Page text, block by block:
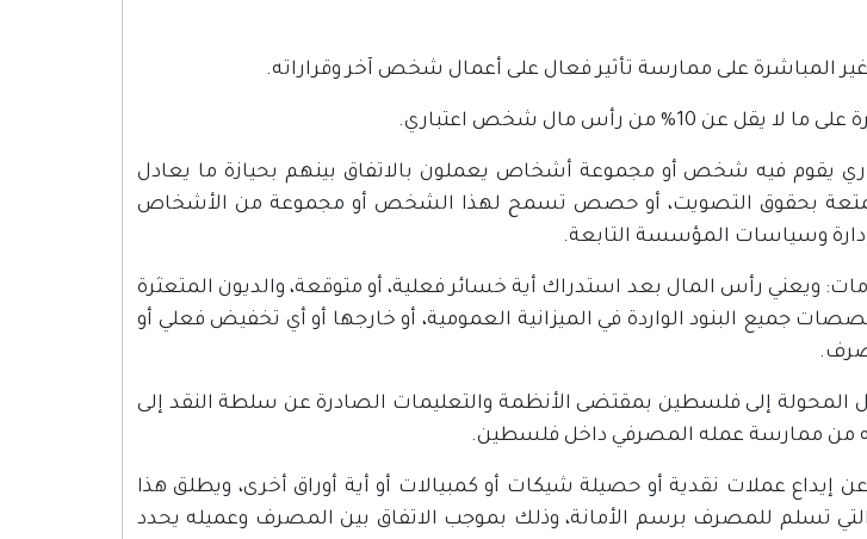
غير المباشرة على ممارسة تأثير فعال على أعمال شخص آخر وقراراته.
من رأس مال شخص اعتباري.
يقوم فيه شخص أو مجموعة أشخاص يعملون بالاتفاق بينهم بحيازة ما يعادل
بحقوق التصويت، أو حصص تسمح لهذا الشخص أو مجموعة من الأشخاص
وسياسات المؤسسة التابعة.
ويعني رأس المال بعد استدراك أية خسائر فعلية، أو متوقعة، والديون المتعثرة
جميع البنود الواردة في الميزانية العمومية، أو خارجها أو أي تخفيض فعلي أو
المحولة إلى فلسطين بمقتضى الأنظمة والتعليمات الصادرة عن سلطة النقد إلى
من ممارسة عمله المصرفي داخل فلسطين.
إيداع عملات نقدية أو حصيلة شيكات أو كمبيالات أو أية أوراق أخرى، ويطلق هذا
التي تسلم للمصرف برسم الأمانة، وذلك بموجب الاتفاق بين المصرف وعميله يحدد